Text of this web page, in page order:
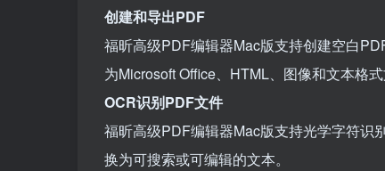
创建和导出PDF
福昕高级PDF编辑器Mac版支持创建空白
为Microsoft Office、HTML、图像和文本格式
OCR识别PDF文件
福昕高级PDF编辑器Mac版支持光学字符识
换为可搜索或可编辑的文本。